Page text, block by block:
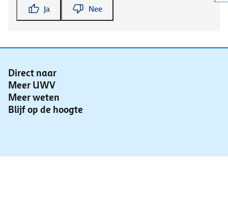
Ja Nee
Direct naar
Meer UWV
Meer weten
Blijf op de hoogte